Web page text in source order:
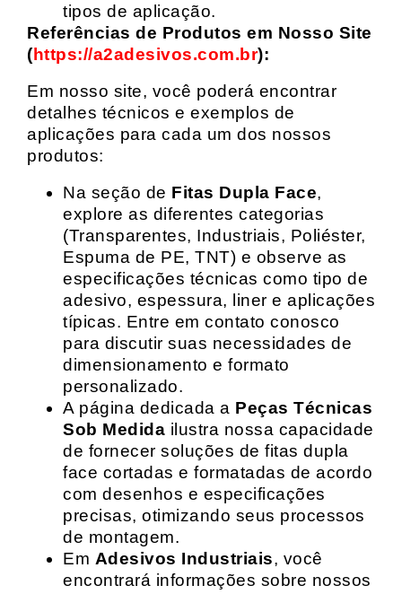
tipos de aplicação.
Referências de Produtos em Nosso Site
(https://a2adesivos.com.br):
Em nosso site, você poderá encontrar
detalhes técnicos e exemplos de
aplicações para cada um dos nossos
produtos:
Na seção de Fitas Dupla Face,
explore as diferentes categorias
(Transparentes, Industriais, Poliéster,
Espuma de PE, TNT) e observe as
especificações técnicas como tipo de
adesivo, espessura, liner e aplicações
típicas. Entre em contato conosco
para discutir suas necessidades de
dimensionamento e formato
personalizado.
A página dedicada a Peças Técnicas
Sob Medida ilustra nossa capacidade
de fornecer soluções de fitas dupla
face cortadas e formatadas de acordo
com desenhos e especificações
precisas, otimizando seus processos
de montagem.
Em Adesivos Industriais, você
encontrará informações sobre nossos